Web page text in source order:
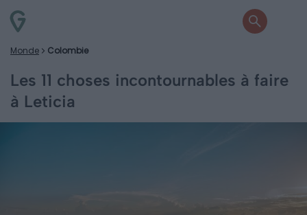
Monde Colombie
Les 11 choses incontournables à faire
à Leticia